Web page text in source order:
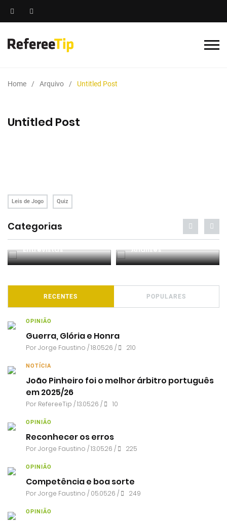
Home Arquivo Untitled Post
Untitled Post
Leis de Jogo Quiz
Categorias
Entrevistas Análises
RECENTES POPULARES
OPINIÃO
Guerra, Glória e Honra
PorJorge Faustino / 18.05.26 / 210
NOTÍCIA
João Pinheiro foi o melhor árbitro português
em 2025/26
Por RefereeTip / 13.05.26 / 10
OPINIÃO
Reconhecer os erros
PorJorge Faustino / 13.05.26 / 225
OPINIÃO
Competência e boa sorte
PorJorge Faustino / 05.05.26 / 249
OPINIÃO